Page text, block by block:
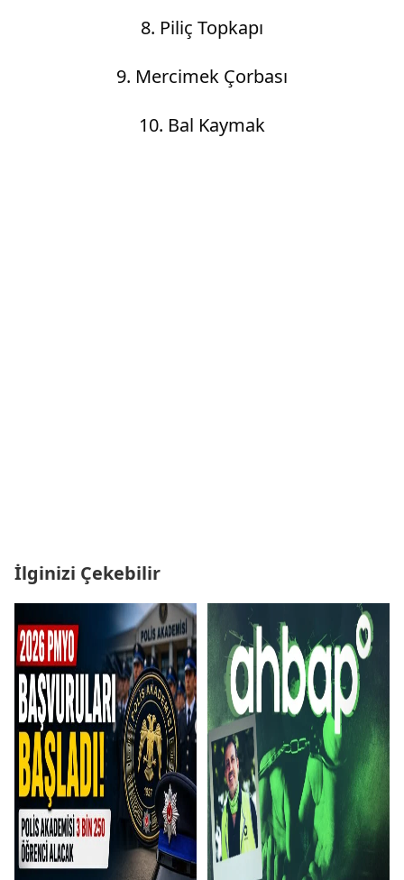
8. Piliç Topkapı
9. Mercimek Çorbası
10. Bal Kaymak
İlginizi Çekebilir